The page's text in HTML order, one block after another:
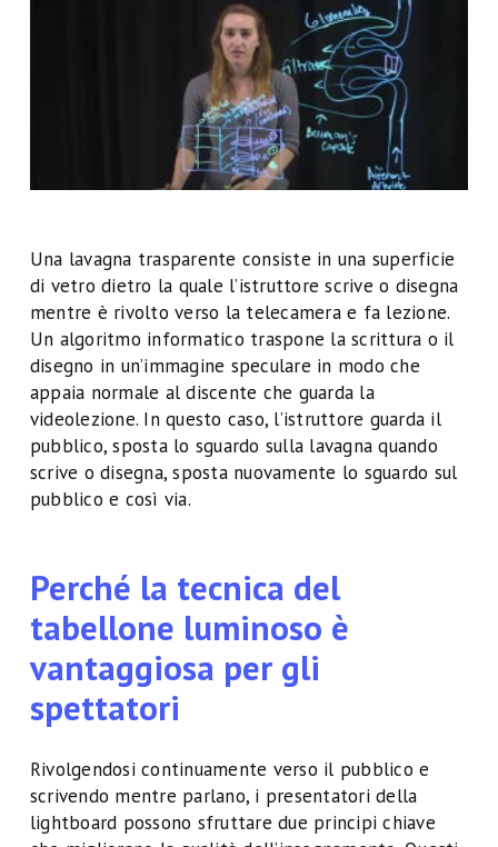
Una lavagna trasparente consiste in una superficie
di vetro dietro la quale l’istruttore scrive o disegna
mentre è rivolto verso la telecamera e fa lezione.
Un algoritmo informatico traspone la scrittura o il
disegno in un’immagine speculare in modo che
appaia normale al discente che guarda la
videolezione. In questo caso, l’istruttore guarda il
pubblico, sposta lo sguardo sulla lavagna quando
scrive o disegna, sposta nuovamente lo sguardo sul
pubblico e così via.
Perché la tecnica del
tabellone luminoso è
vantaggiosa per gli
spettatori
Rivolgendosi continuamente verso il pubblico e
scrivendo mentre parlano, i presentatori della
lightboard possono sfruttare due principi chiave